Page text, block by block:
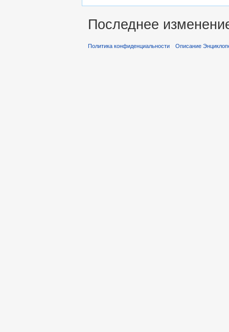
Последнее
Политика конфиденциальности Описание